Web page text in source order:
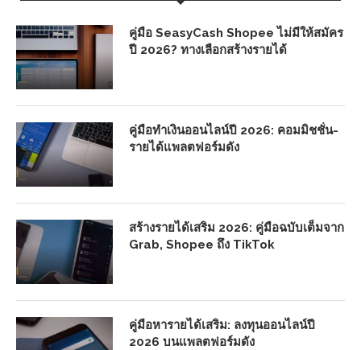
คู่มือ SeasyCash Shopee ไม่มีให้สมัคร
ปี 2026? ทางเลือกสร้างรายได้
คู่มือทำเงินออนไลน์ปี 2026: คอมมิชชั่น-
รายได้แพลตฟอร์มดัง
สร้างรายได้เสริม 2026: คู่มือฉบับเต็มจาก
Grab, Shopee ถึง TikTok
คู่มือหารายได้เสริม: ลงทุนออนไลน์ปี
2026 บนแพลตฟอร์มดัง